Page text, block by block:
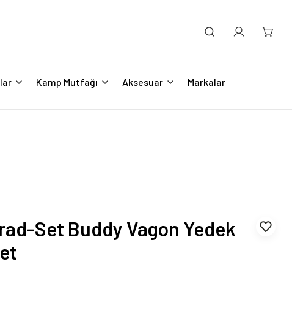
Kamp Mutfağı Aksesuar Markalar
Set Buddy Vagon Yedek